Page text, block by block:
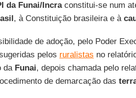
da Funai/Incraconstitui-se num
, à Constituição brasileira e à
de adoção, pelo Poder
pelos ruralistas no
da Funai, depois chamada pelo
de demarcação das